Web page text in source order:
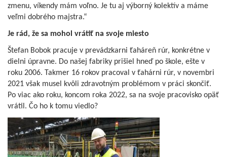
zmenu, víkendy mám voľno. Je tu aj výborný kolektív a máme
veľmi dobrého majstra.“
Je rád, že sa mohol vrátiť na svoje miesto
Štefan Bobok pracuje v prevádzkarni ťaháreň rúr, konkrétne v
dielni úpravne. Do našej fabriky prišiel hneď po škole, ešte v
roku 2006. Takmer 16 rokov pracoval v ťahárni rúr, v novembri
2021 však musel kvôli zdravotným problémom v práci skončiť.
Po viac ako roku, koncom roka 2022, sa na svoje pracovisko opäť
vrátil. Čo ho k tomu viedlo?